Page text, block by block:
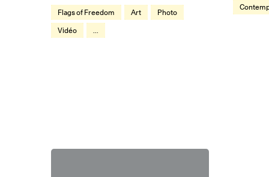
Flags of Freedom Art
Photo
Vidéo
...